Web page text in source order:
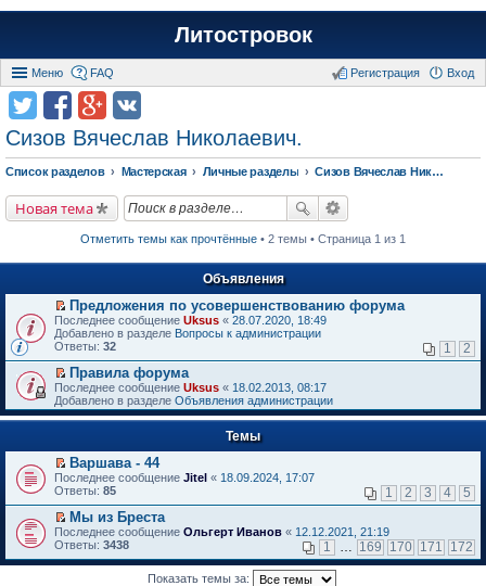
Литостровок
Меню FAQ Вход
Регистрация
Сизов Вячеслав Николаевич.
Список разделов Мастерская Личные разделы Сизов Вячеслав Николаевич.
Новая тема
Отметить темы как прочтённые • 2 темы • Страница 1 из 1
Объявления
П
е
р
й
т
и
к
п
в
о
м
у
н
е
п
р
о
Предложения по усовершенствованию форума
Последнее сообщение Uksus « 28.07.2020, 18:49
Добавлено в разделе Вопросы к администрации
Ответы: 32 1 2
П
е
р
е
т
и
к
п
р
в
о
м
у
Правила форума
Последнее сообщение Uksus « 18.02.2013, 08:17
Добавлено в разделе Объявления администрации
Темы
П
е
е
й
т
и
к
Варшава - 44
Последнее сообщение Jitel « 18.09.2024, 17:07
Ответы: 85 1 2 3 4 5
П
е
е
Мы из Бреста
Последнее сообщение Ольгерт Иванов « 12.12.2021, 21:19
Ответы: 3438 1 … 169 170 171 172
Показать темы за: